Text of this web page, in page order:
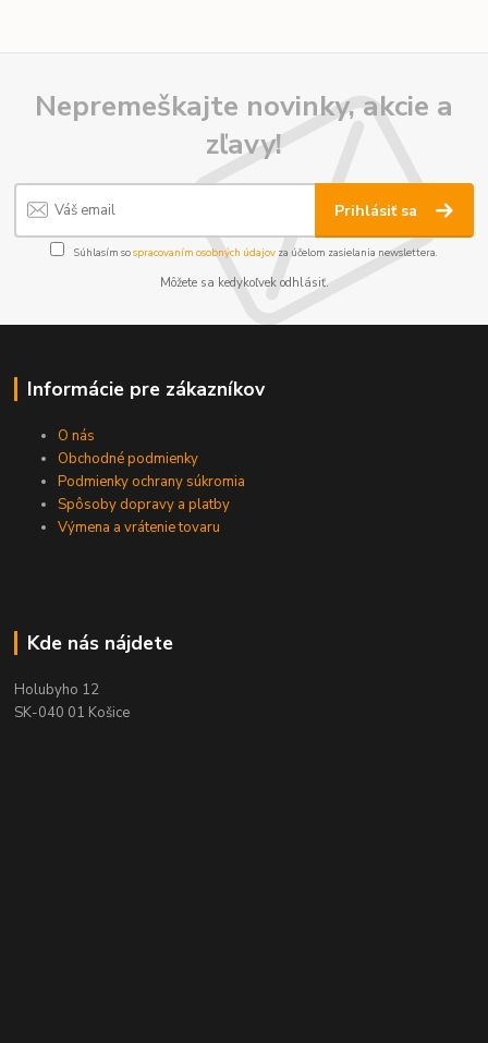
Nepremeškajte novinky, akcie a
zľavy!
Prihlásiť sa
Súhlasím sospracovaním osobných údajov za účelom zasielania newslettera.
Môžete sa kedykoľvek odhlásiť.
Informácie pre zákazníkov
O nás
Obchodné podmienky
Podmienky ochrany súkromia
Spôsoby dopravy a platby
Výmena a vrátenie tovaru
Kde nás nájdete
Holubyho 12
SK-040 01 Košice